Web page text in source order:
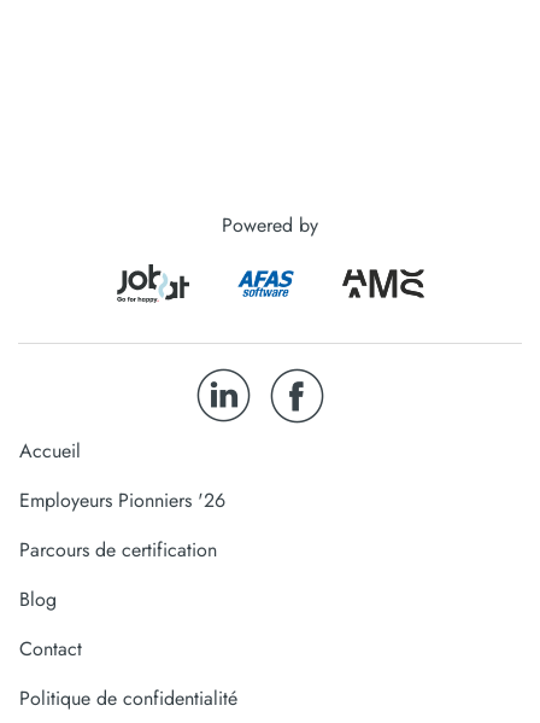
Powered by
Accueil
Employeurs Pionniers '26
Parcours de certification
Blog
Contact
Politique de confidentialité